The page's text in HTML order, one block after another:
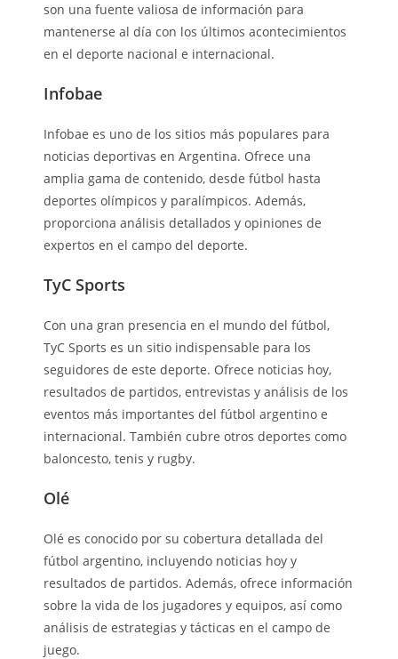
son una fuente valiosa de información para
mantenerse al día con los últimos acontecimientos
en el deporte nacional e internacional.
Infobae
Infobae es uno de los sitios más populares para
noticias deportivas en Argentina. Ofrece una
amplia gama de contenido, desde fútbol hasta
deportes olímpicos y paralímpicos. Además,
proporciona análisis detallados y opiniones de
expertos en el campo del deporte.
TyC Sports
Con una gran presencia en el mundo del fútbol,
TyC Sports es un sitio indispensable para los
seguidores de este deporte. Ofrece noticias hoy,
resultados de partidos, entrevistas y análisis de los
eventos más importantes del fútbol argentino e
internacional. También cubre otros deportes como
baloncesto, tenis y rugby.
Olé
Olé es conocido por su cobertura detallada del
fútbol argentino, incluyendo noticias hoy y
resultados de partidos. Además, ofrece información
sobre la vida de los jugadores y equipos, así como
análisis de estrategias y tácticas en el campo de
juego.